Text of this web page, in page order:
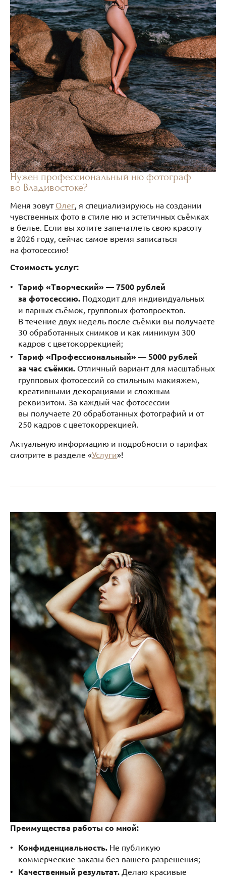
Нужен профессиональный ню фотограф
во Владивостоке?
Меня зовут Олег, я специализируюсь на создании
чувственных фото в стиле ню и эстетичных съёмках
в белье. Если вы хотите запечатлеть свою красоту
в 2026 году, сейчас самое время записаться
на фотосессию!
Стоимость услуг:
Тариф «Творческий» — 7500 рублей
за фотосессию. Подходит для индивидуальных
и парных съёмок, групповых фотопроектов.
В течение двух недель после съёмки вы получаете
30 обработанных снимков и как минимум 300
кадров с цветокоррекцией;
Тариф «Профессиональный» — 5000 рублей
за час съёмки. Отличный вариант для масштабных
групповых фотосессий со стильным макияжем,
креативными декорациями и сложным
реквизитом. За каждый час фотосессии
вы получаете 20 обработанных фотографий и от
250 кадров с цветокоррекцией.
Актуальную информацию и подробности о тарифах
смотрите в разделе «Услуги»!
Преимущества работы со мной:
Конфиденциальность. Не публикую
коммерческие заказы без вашего разрешения;
Качественный результат. Делаю красивые